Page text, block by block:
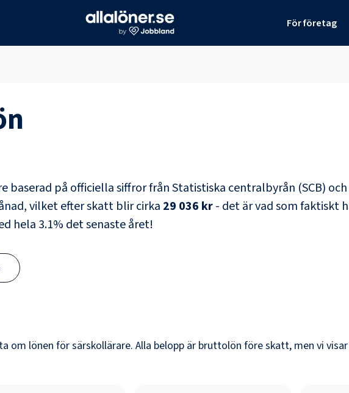
För företag
baserad på officiella siffror från Statistiska centralbyrån (SCB) och
vilket efter skatt blir cirka 29 036 kr- det är vad som faktiskt
hela 3.1% det senaste året!
om lönen försärskollärare. Alla belopp är bruttolön före skatt, men vi